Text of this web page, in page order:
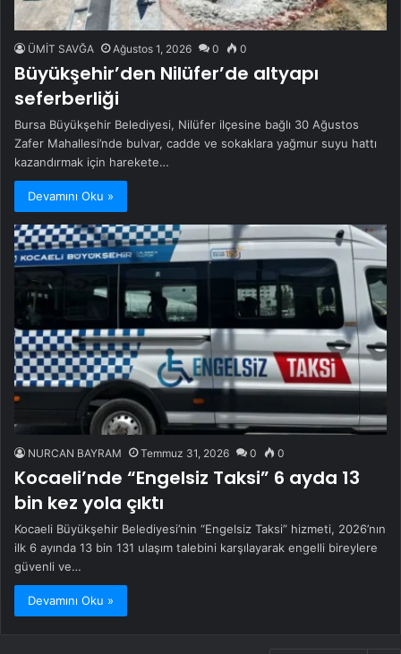
ÜMİT SAVĞA Ağustos 1, 2026 0 0
Büyükşehir’den Nilüfer’de altyapı
seferberliği
Bursa Büyükşehir Belediyesi, Nilüfer ilçesine bağlı 30 Ağustos
Zafer Mahallesi’nde bulvar, cadde ve sokaklara yağmur suyu hattı
kazandırmak için harekete…
Devamını Oku »
NURCAN BAYRAM Temmuz 31, 2026 0 0
Kocaeli’nde “Engelsiz Taksi” 6 ayda 13
bin kez yola çıktı
Kocaeli Büyükşehir Belediyesi’nin “Engelsiz Taksi” hizmeti, 2026’nın
ilk 6 ayında 13 bin 131 ulaşım talebini karşılayarak engelli bireylere
güvenli ve…
Devamını Oku »